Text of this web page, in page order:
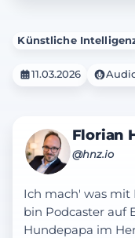
Künstliche
11.03.2026
Florian
@hnz.io
Ich mach' was
bin Podcaster auf
Hundepapa im